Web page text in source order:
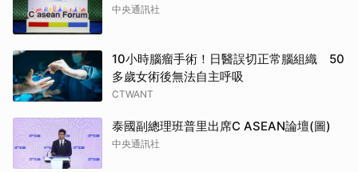
中央通訊社
10小時腦瘤手術！日醫誤切正常腦組織 50
多歲女術後無法自主呼吸
CTWANT
泰國副總理班普里出席C ASEAN論壇(圖)
中央通訊社